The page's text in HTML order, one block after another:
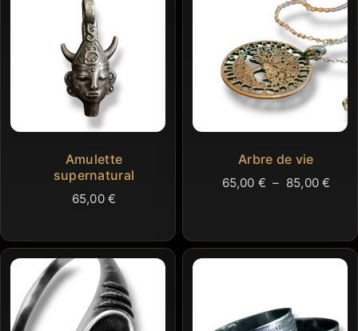
Amulette
supernatural
65,00 €
Arbre de vie
65,00 € – 85,00€
à